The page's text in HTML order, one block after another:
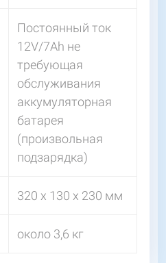
Постоянный ток
12V/7Ah не
требующая
обслуживания
аккумуляторная
батарея
(произвольная
подзарядка)
320 х 130 х 230 мм
около 3,6 кг